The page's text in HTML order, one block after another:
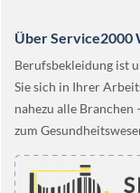
Über
Berufsbekleidung ist
Sie sich in Ihrer
nahezu alle
zum